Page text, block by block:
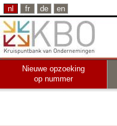
nl fr de en
Nieuwe opzoeking
op nummer